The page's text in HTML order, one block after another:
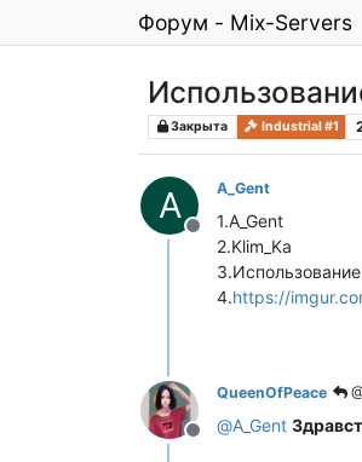
Форум - Mix-Servers
Закрыта Industrial #1
A
Не в сети
A_Gent
1.A_Gent
2.Klim_Ka
4.https://
Не в сети
QueenOfPeace
@A_Gent